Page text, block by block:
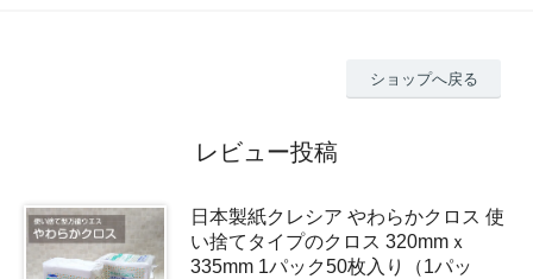
ショップへ戻る
レビュー投稿
日本製紙クレシア やわらかクロス 使
い捨てタイプのクロス 320mmｘ
335mm 1パック50枚入り（1パッ